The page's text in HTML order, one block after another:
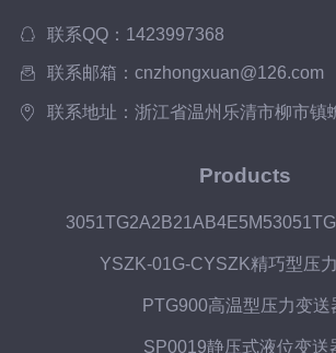
联系QQ：1423997368
联系邮箱：cnzhongxuan@126.com
联系地址：浙江省温州乐清市柳市镇
Products
YSZK-01G-CYSZK精巧型压
PTG900高温型压力变送
SP0019静压式液位变送